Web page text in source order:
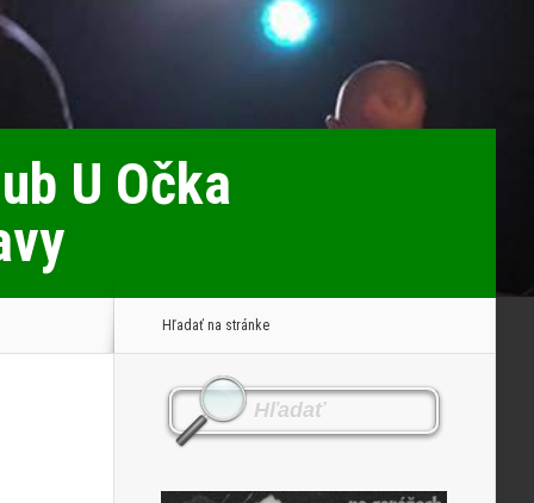
U Očka
Hľadať na stránke